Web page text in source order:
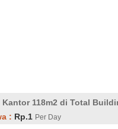
Kantor 118m2 di Total
: Rp.1 Per Day